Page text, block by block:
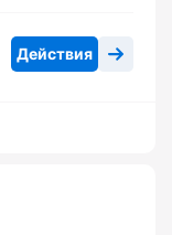
Действия